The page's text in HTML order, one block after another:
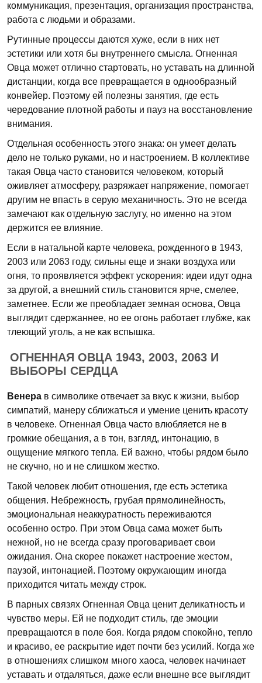
коммуникация, презентация, организация пространства,
работа с людьми и образами.
Рутинные процессы даются хуже, если в них нет
эстетики или хотя бы внутреннего смысла. Огненная
Овца может отлично стартовать, но уставать на длинной
дистанции, когда все превращается в однообразный
конвейер. Поэтому ей полезны занятия, где есть
чередование плотной работы и пауз на восстановление
внимания.
Отдельная особенность этого знака: он умеет делать
дело не только руками, но и настроением. В коллективе
такая Овца часто становится человеком, который
оживляет атмосферу, разряжает напряжение, помогает
другим не впасть в серую механичность. Это не всегда
замечают как отдельную заслугу, но именно на этом
держится ее влияние.
Если в натальной карте человека, рожденного в 1943,
2003 или 2063 году, сильны еще и знаки воздуха или
огня, то проявляется эффект ускорения: идеи идут одна
за другой, а внешний стиль становится ярче, смелее,
заметнее. Если же преобладает земная основа, Овца
выглядит сдержаннее, но ее огонь работает глубже, как
тлеющий уголь, а не как вспышка.
ОГНЕННАЯ ОВЦА 1943, 2003, 2063 И
ВЫБОРЫ СЕРДЦА
Венера в символике отвечает за вкус к жизни, выбор
симпатий, манеру сближаться и умение ценить красоту
в человеке. Огненная Овца часто влюбляется не в
громкие обещания, а в тон, взгляд, интонацию, в
ощущение мягкого тепла. Ей важно, чтобы рядом было
не скучно, но и не слишком жестко.
Такой человек любит отношения, где есть эстетика
общения. Небрежность, грубая прямолинейность,
эмоциональная неаккуратность переживаются
особенно остро. При этом Овца сама может быть
нежной, но не всегда сразу проговаривает свои
ожидания. Она скорее покажет настроение жестом,
паузой, интонацией. Поэтому окружающим иногда
приходится читать между строк.
В парных связях Огненная Овца ценит деликатность и
чувство меры. Ей не подходит стиль, где эмоции
превращаются в поле боя. Когда рядом спокойно, тепло
и красиво, ее раскрытие идет почти без усилий. Когда же
в отношениях слишком много хаоса, человек начинает
уставать и отдаляться, даже если внешне все выглядит